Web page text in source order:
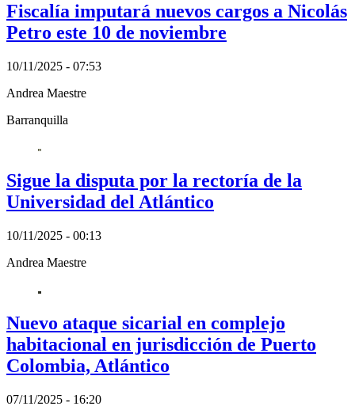
Fiscalía imputará nuevos cargos a Nicolás
Petro este 10 de noviembre
10/11/2025 - 07:53
Andrea Maestre
Barranquilla
Sigue la disputa por la rectoría de la
Universidad del Atlántico
10/11/2025 - 00:13
Andrea Maestre
Nuevo ataque sicarial en complejo
habitacional en jurisdicción de Puerto
Colombia, Atlántico
07/11/2025 - 16:20